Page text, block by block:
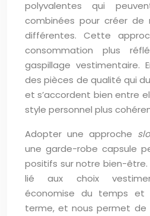
polyvalentes qui
combinées pour créer de
différentes. Cette
consommation plus
gaspillage vestimentaire.
des pièces de qualité qui
et s’accordent bien entre
style personnel plus
Adopter une approche
une garde-robe capsule
positifs sur notre bien-
lié aux choix
économise du temps et
terme, et nous permet de